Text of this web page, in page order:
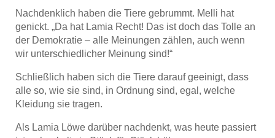
Nachdenklich haben die Tiere gebrummt. Melli hat
genickt. „Da hat Lamia Recht! Das ist doch das Tolle an
der Demokratie – alle Meinungen zählen, auch wenn
wir unterschiedlicher Meinung sind!“
Schließlich haben sich die Tiere darauf geeinigt, dass
alle so, wie sie sind, in Ordnung sind, egal, welche
Kleidung sie tragen.
Als Lamia Löwe darüber nachdenkt, was heute passiert